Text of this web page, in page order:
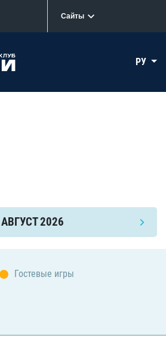
Сайты
РУ
АВГУСТ 2026
Гостевые игры